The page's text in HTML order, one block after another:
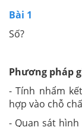
Bài 1
Số?
Phương pháp
- Tính nhẩm
hợp vào chỗ
- Quan sát